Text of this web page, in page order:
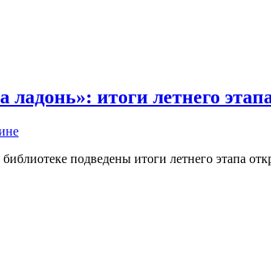
итоги летнего
подведены итоги летнего этапа